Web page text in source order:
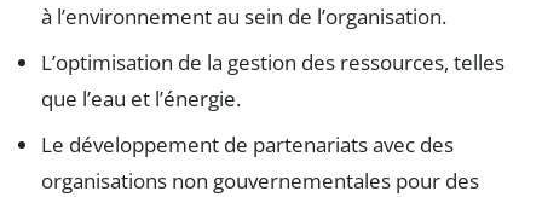
à l’environnement au sein de l’organisation.
L’optimisation de la gestion des ressources, telles
que l’eau et l’énergie.
Le développement de partenariats avec des
organisations non gouvernementales pour des